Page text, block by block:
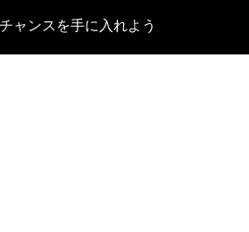
ャンスを手に入れよう